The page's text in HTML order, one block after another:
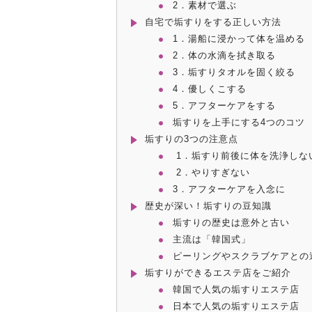
2．素材で選ぶ
自宅で垢すりをする正しい方法
1．湯船に浸かって体を温める
2．体の水滴を拭き取る
3．垢すりタオルを固く絞る
4．優しくこする
5．アフターケアをする
垢すりを上手にする4つのコツ
垢すりの3つの注意点
1．垢すり前後に体を洗浄しな
2．やりすぎない
3．アフターケアを入念に
歴史が深い！垢すりの豆知識
垢すりの歴史は意外と古い
主流は「韓国式」
ピーリングやスクラブケアとの
垢すりができるエステ店をご紹介
韓国で人気の垢すりエステ店
日本で人気の垢すりエステ店